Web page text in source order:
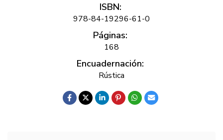
ISBN:
978-84-19296-61-0
Páginas:
168
Encuadernación:
Rústica